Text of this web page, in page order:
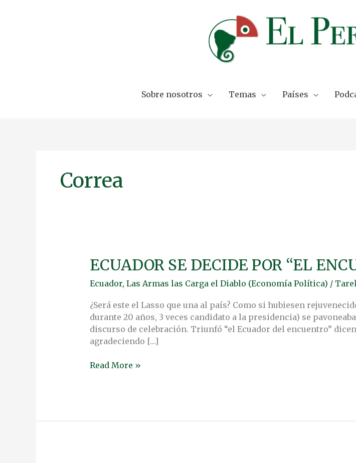
Sobre nosotros Temas Países
Correa
ECUADOR SE DECIDE POR “EL
Ecuador, Las Armas las Carga el Diablo (Economía Política) /
¿Será este el Lasso que una al país? Como si hubiesen
durante 20 años, 3 veces candidato a la presidencia) se
discurso de celebración. Triunfó “el Ecuador del encuentro”
agradeciendo […]
ECUADOR
SE
DECIDE
“EL
ENCUENTRO”
Read More »